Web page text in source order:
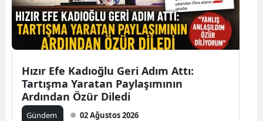
Hızır Efe Kadıoğlu Geri Adım Attı:
Tartışma Yaratan Paylaşımının
Ardından Özür Diledi
Gündem 02 Ağustos 2026